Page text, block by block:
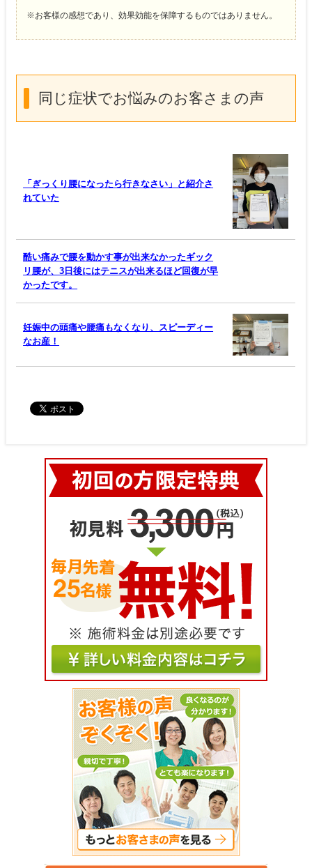
※お客様の感想であり、効果効能を保障するものではありません。
同じ症状でお悩みのお客さまの声
「ぎっくり腰になったら行きなさい」と紹介さ
れていた
酷い痛みで腰を動かす事が出来なかったギック
リ腰が、3日後にはテニスが出来るほど回復が早
かったです。
妊娠中の頭痛や腰痛もなくなり、スピーディー
なお産！